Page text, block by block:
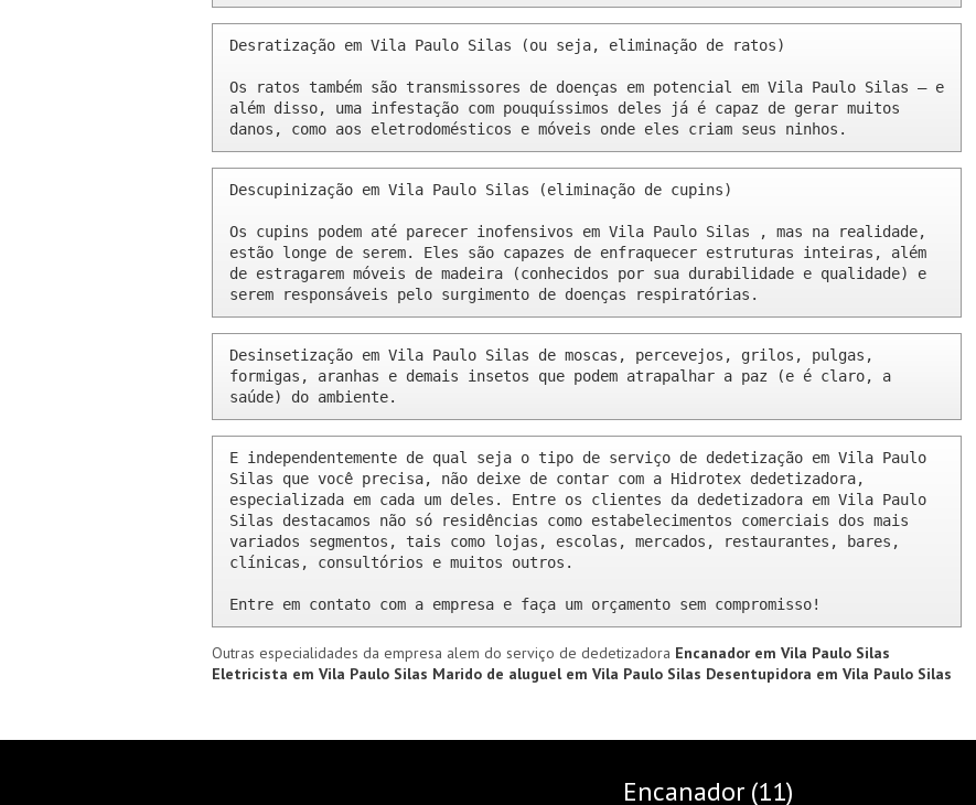
Desratização em Vila Paulo Silas (ou seja, eliminação de ratos)
Os ratos também são transmissores de doenças em potencial em Vila Paulo Silas – e
além disso, uma infestação com pouquíssimos deles já é capaz de gerar muitos
danos, como aos eletrodomésticos e móveis onde eles criam seus ninhos.
Descupinização em Vila Paulo Silas (eliminação de cupins)
Os cupins podem até parecer inofensivos em Vila Paulo Silas , mas na realidade,
estão longe de serem. Eles são capazes de enfraquecer estruturas inteiras, além
de estragarem móveis de madeira (conhecidos por sua durabilidade e qualidade) e
serem responsáveis pelo surgimento de doenças respiratórias.
Desinsetização em Vila Paulo Silas de moscas, percevejos, grilos, pulgas,
formigas, aranhas e demais insetos que podem atrapalhar a paz (e é claro, a
saúde) do ambiente.
E independentemente de qual seja o tipo de serviço de dedetização em Vila Paulo
Silas que você precisa, não deixe de contar com a Hidrotex dedetizadora,
especializada em cada um deles. Entre os clientes da dedetizadora em Vila Paulo
Silas destacamos não só residências como estabelecimentos comerciais dos mais
variados segmentos, tais como lojas, escolas, mercados, restaurantes, bares,
clínicas, consultórios e muitos outros.
Entre em contato com a empresa e faça um orçamento sem compromisso!
Outras especialidades da empresa alem do serviço de dedetizadora Encanador em Vila Paulo Silas
Eletricista em Vila Paulo Silas Marido de aluguel em Vila Paulo Silas Desentupidora em Vila Paulo Silas
Encanador (11)